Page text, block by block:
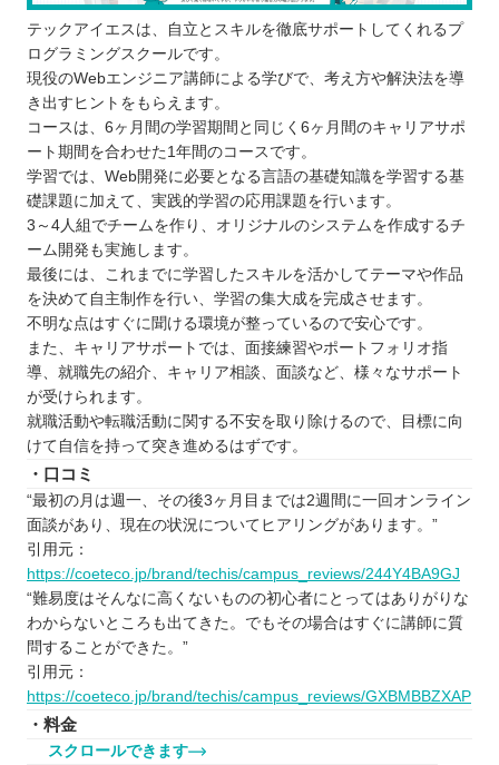
テックアイエスは、自立とスキルを徹底サポートしてくれるプ
ログラミングスクールです。
現役のWebエンジニア講師による学びで、考え方や解決法を導
き出すヒントをもらえます。
コースは、6ヶ月間の学習期間と同じく6ヶ月間のキャリアサポ
ート期間を合わせた1年間のコースです。
学習では、Web開発に必要となる言語の基礎知識を学習する基
礎課題に加えて、実践的学習の応用課題を行います。
3～4人組でチームを作り、オリジナルのシステムを作成するチ
ーム開発も実施します。
最後には、これまでに学習したスキルを活かしてテーマや作品
を決めて自主制作を行い、学習の集大成を完成させます。
不明な点はすぐに聞ける環境が整っているので安心です。
また、キャリアサポートでは、面接練習やポートフォリオ指
導、就職先の紹介、キャリア相談、面談など、様々なサポート
が受けられます。
就職活動や転職活動に関する不安を取り除けるので、目標に向
けて自信を持って突き進めるはずです。
・口コミ
“最初の月は週一、その後3ヶ月目までは2週間に一回オンライン
面談があり、現在の状況についてヒアリングがあります。”
引用元：
https://coeteco.jp/brand/techis/campus_reviews/244Y4BA9GJ
“難易度はそんなに高くないものの初心者にとってはありがりな
わからないところも出てきた。でもその場合はすぐに講師に質
問することができた。”
引用元：
https://coeteco.jp/brand/techis/campus_reviews/GXBMBBZXAP
・料金
スクロールできます